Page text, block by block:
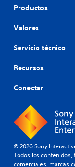
Productos
Valores
Servicio técnico
Recursos
Conectar
© 2026 Sony
Todos los
comerciales, marcas